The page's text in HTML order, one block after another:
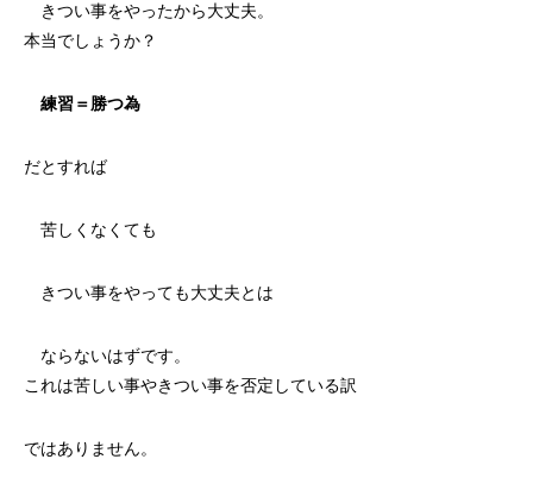
きつい事をやったから大丈夫。
本当でしょうか？
練習＝勝つ為
だとすれば
苦しくなくても
きつい事をやっても大丈夫とは
ならないはずです。
これは苦しい事やきつい事を否定している訳
ではありません。